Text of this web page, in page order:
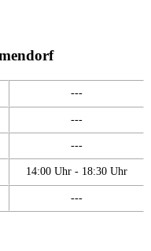
---
---
---
14:00 Uhr - 18:30 Uhr
---